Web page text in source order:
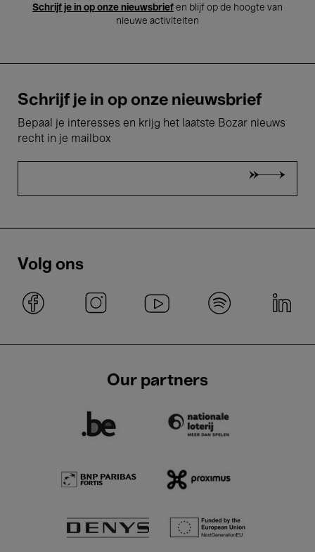
Schrijf je in op onze nieuwsbrief en blijf op de hoogte van
nieuwe activiteiten
Schrijf je in op onze nieuwsbrief
Bepaal je interesses en krijg het laatste Bozar nieuws
recht in je mailbox
Volg ons
Our partners